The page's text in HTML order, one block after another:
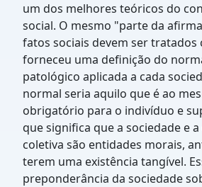
um dos melhores teóricos do
social. O mesmo "parte da
fatos sociais devem ser tratados
forneceu uma definição do
patológico aplicada a cada
normal seria aquilo que é ao
obrigatório para o indivíduo e
que significa que a sociedade e
coletiva são entidades morais,
terem uma existência tangível.
preponderância da sociedade